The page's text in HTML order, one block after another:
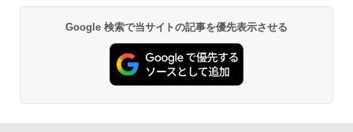
Google 検索で当サイトの記事を優先表示させる